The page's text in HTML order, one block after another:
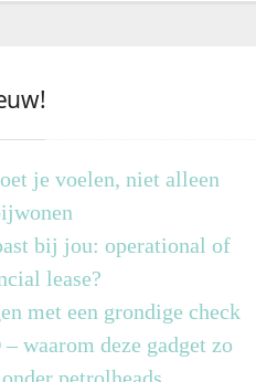
je voelen, niet alleen
bij jou: operational of
lease?
met een grondige check
waarom deze gadget zo